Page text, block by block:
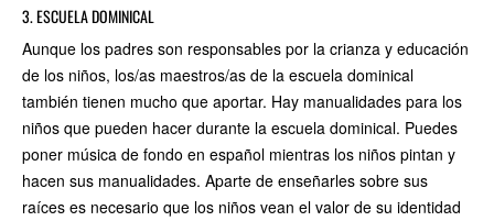
3. ESCUELA DOMINICAL
Aunque los padres son responsables por la crianza y educación
de los niños, los/as maestros/as de la escuela dominical
también tienen mucho que aportar. Hay manualidades para los
niños que pueden hacer durante la escuela dominical. Puedes
poner música de fondo en español mientras los niños pintan y
hacen sus manualidades. Aparte de enseñarles sobre sus
raíces es necesario que los niños vean el valor de su identidad